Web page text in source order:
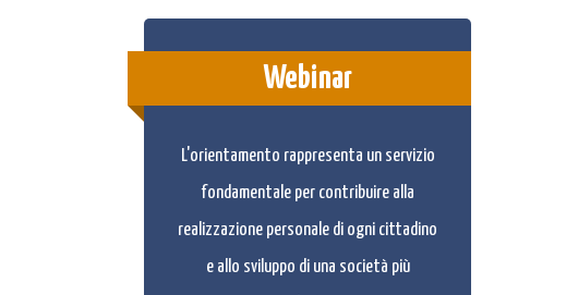
Webinar
L'orientamento rappresenta un servizio
fondamentale per contribuire alla
realizzazione personale di ogni cittadino
e allo sviluppo di una società più